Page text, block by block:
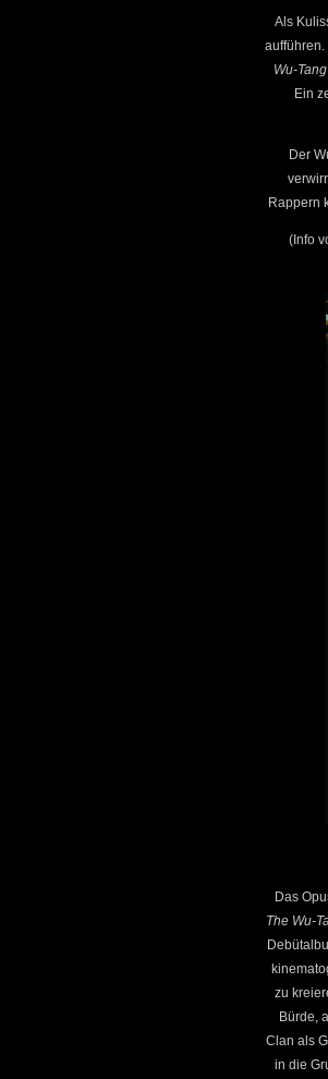
Als
aufführen.
Wu-
Ein
Der
Rappern
(Info
Das
The Wu-
zu
Bürde,
Clan als
in die